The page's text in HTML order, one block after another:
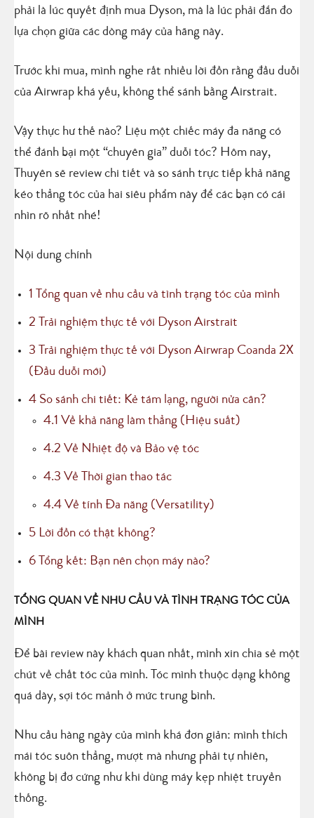
phải là lúc quyết định mua Dyson, mà là lúc phải đắn đo
lựa chọn giữa các dòng máy của hãng này.
Trước khi mua, mình nghe rất nhiều lời đồn rằng đầu duỗi
của Airwrap khá yếu, không thể sánh bằng Airstrait.
Vậy thực hư thế nào? Liệu một chiếc máy đa năng có
thể đánh bại một “chuyên gia” duỗi tóc? Hôm nay,
Thuyên sẽ review chi tiết và so sánh trực tiếp khả năng
kéo thẳng tóc của hai siêu phẩm này để các bạn có cái
nhìn rõ nhất nhé!
Nội dung chính
1 Tổng quan về nhu cầu và tình trạng tóc của mình
2 Trải nghiệm thực tế với Dyson Airstrait
3 Trải nghiệm thực tế với Dyson Airwrap Coanda 2X
(Đầu duỗi mới)
4 So sánh chi tiết: Kẻ tám lạng, người nửa cân?
4.1 Về khả năng làm thẳng (Hiệu suất)
4.2 Về Nhiệt độ và Bảo vệ tóc
4.3 Về Thời gian thao tác
4.4 Về tính Đa năng (Versatility)
5 Lời đồn có thật không?
6 Tổng kết: Bạn nên chọn máy nào?
TỔNG QUAN VỀ NHU CẦU VÀ TÌNH TRẠNG TÓC CỦA
MÌNH
Để bài review này khách quan nhất, mình xin chia sẻ một
chút về chất tóc của mình. Tóc mình thuộc dạng không
quá dày, sợi tóc mảnh ở mức trung bình.
Nhu cầu hàng ngày của mình khá đơn giản: mình thích
mái tóc suôn thẳng, mượt mà nhưng phải tự nhiên,
không bị đơ cứng như khi dùng máy kẹp nhiệt truyền
thống.